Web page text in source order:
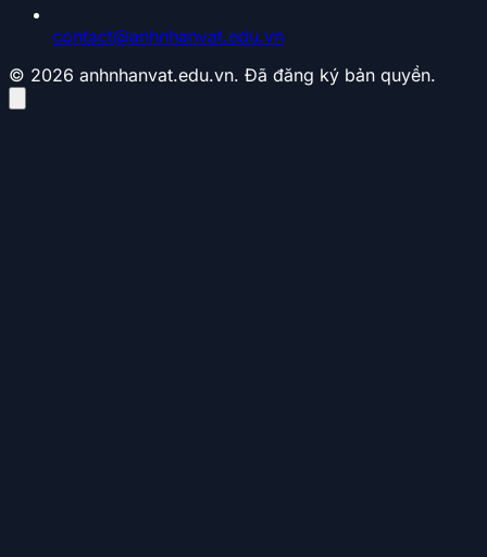
contact@anhnhanvat.edu.vn
© 2026 anhnhanvat.edu.vn. Đã đăng ký bản quyền.